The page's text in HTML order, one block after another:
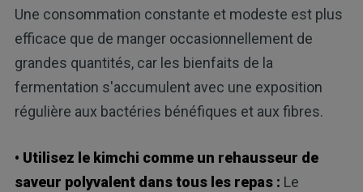
Une consommation constante et modeste est plus
efficace que de manger occasionnellement de
grandes quantités, car les bienfaits de la
fermentation s'accumulent avec une exposition
régulière aux bactéries bénéfiques et aux fibres.
• Utilisez le kimchi comme un rehausseur de
saveur polyvalent dans tous les repas : Le